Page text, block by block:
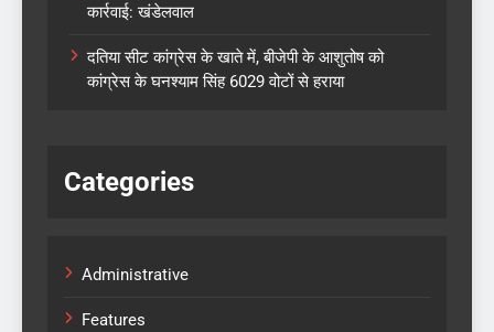
कार्रवाई: खंडेलवाल
दतिया सीट कांग्रेस के खाते में, बीजेपी के आशुतोष को
कांग्रेस के घनश्याम सिंह 6029 वोटों से हराया
Categories
Administrative
Features